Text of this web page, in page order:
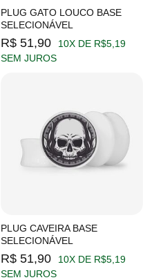
PLUG GATO LOUCO BASE
SELECIONÁVEL
R$ 51,90
10X DE R$5,19
SEM JUROS
PLUG CAVEIRA BASE
SELECIONÁVEL
R$ 51,90
10X DE R$5,19
SEM JUROS